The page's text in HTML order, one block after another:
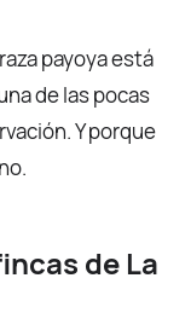
payoya está
de las pocas
Y porque
de La